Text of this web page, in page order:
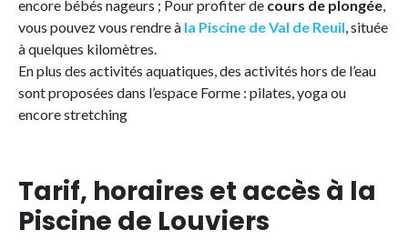
encore bébés nageurs ; Pour profiter de cours de plongée,
vous pouvez vous rendre à la Piscine de Val de Reuil, située
à quelques kilomètres.
En plus des activités aquatiques, des activités hors de l’eau
sont proposées dans l’espace Forme : pilates, yoga ou
encore stretching
Tarif, horaires et accès à la
Piscine de Louviers